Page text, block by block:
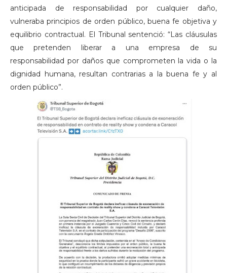
anticipada de responsabilidad por cualquier daño,
vulneraba principios de orden público, buena fe objetiva y
equilibrio contractual. El Tribunal sentenció: “Las cláusulas
que pretenden liberar a una empresa de su
responsabilidad por daños que comprometen la vida o la
dignidad humana, resultan contrarias a la buena fe y al
orden público”.